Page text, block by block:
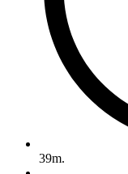
39m.